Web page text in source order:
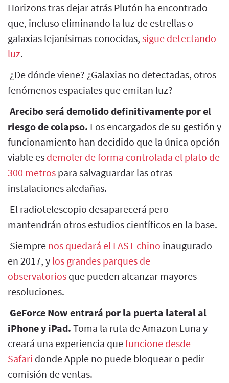
Horizons tras dejar atrás Plutón ha encontrado
que, incluso eliminando la luz de estrellas o
galaxias lejanísimas conocidas, sigue detectando
luz.
¿De dónde viene? ¿Galaxias no detectadas, otros
fenómenos espaciales que emitan luz?
Arecibo será demolido definitivamente por el
riesgo de colapso. Los encargados de su gestión y
funcionamiento han decidido que la única opción
viable es demoler de forma controlada el plato de
300 metros para salvaguardar las otras
instalaciones aledañas.
El radiotelescopio desaparecerá pero
mantendrán otros estudios científicos en la base.
Siempre nos quedará el FAST chino inaugurado
en 2017, y los grandes parques de
observatorios que pueden alcanzar mayores
resoluciones.
GeForce Now entrará por la puerta lateral al
iPhone y iPad. Toma la ruta de Amazon Luna y
creará una experiencia quefuncione desde
Safari donde Apple no puede bloquear o pedir
comisión de ventas.